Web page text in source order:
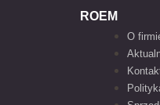
ROEM
O